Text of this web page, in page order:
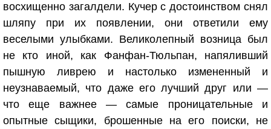
восхищенно загалдели. Кучер с достоинством снял
шляпу при их появлении, они ответили ему
веселыми улыбками. Великолепный возница был
не кто иной, как Фанфан-Тюльпан, напяливший
пышную ливрею и настолько измененный и
неузнаваемый, что даже его лучший друг или —
что еще важнее — самые проницательные и
опытные сыщики, брошенные на его поиски, не